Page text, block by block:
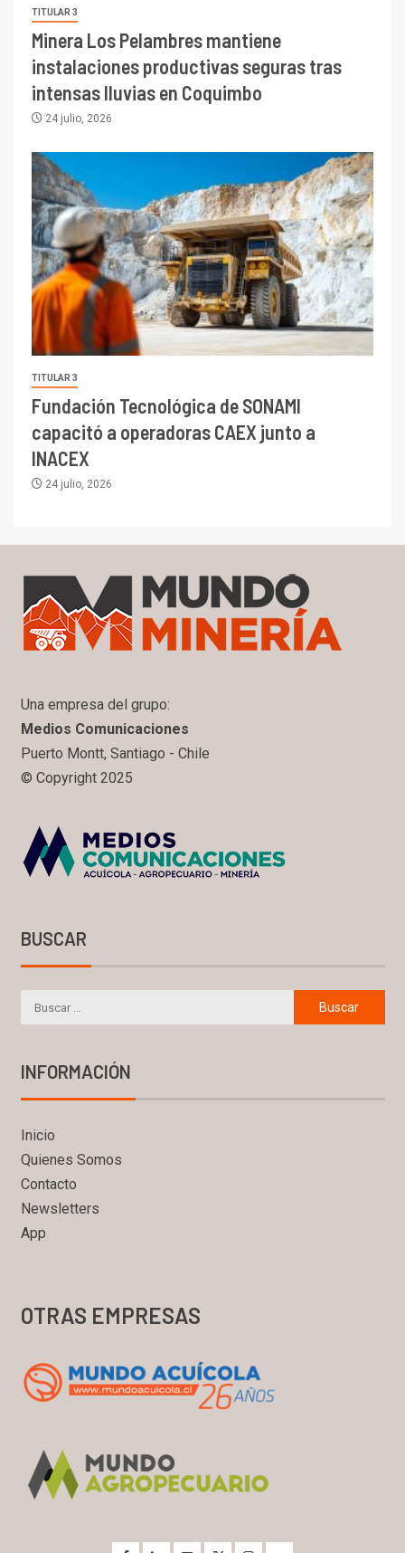
TITULAR 3
Minera Los Pelambres mantiene
instalaciones productivas seguras tras
intensas lluvias en Coquimbo
24 julio, 2026
TITULAR 3
Fundación Tecnológica de SONAMI
capacitó a operadoras CAEX junto a
INACEX
24 julio, 2026
Una empresa del grupo:
Medios Comunicaciones
Puerto Montt, Santiago - Chile
© Copyright 2025
BUSCAR
INFORMACIÓN
Inicio
Quienes Somos
Contacto
Newsletters
App
OTRAS EMPRESAS